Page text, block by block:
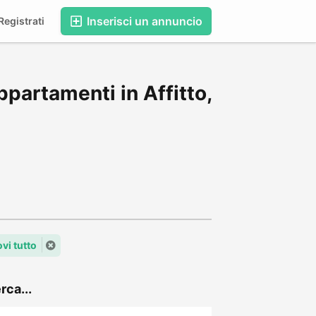
Inserisci un annuncio
in Affitto,
tutto